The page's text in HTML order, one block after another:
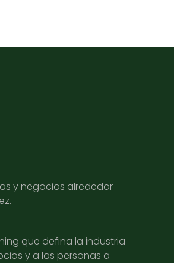
y negocios alrededor
que defina la industria
y a las personas a